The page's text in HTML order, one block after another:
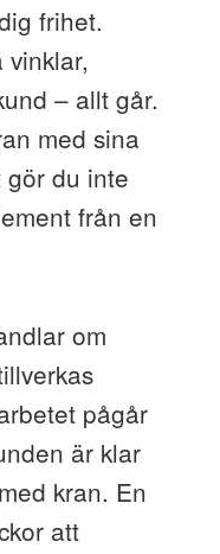
frihet.
vinklar,
– allt går.
med sina
du inte
från en
om
pågår
är klar
kran. En
att